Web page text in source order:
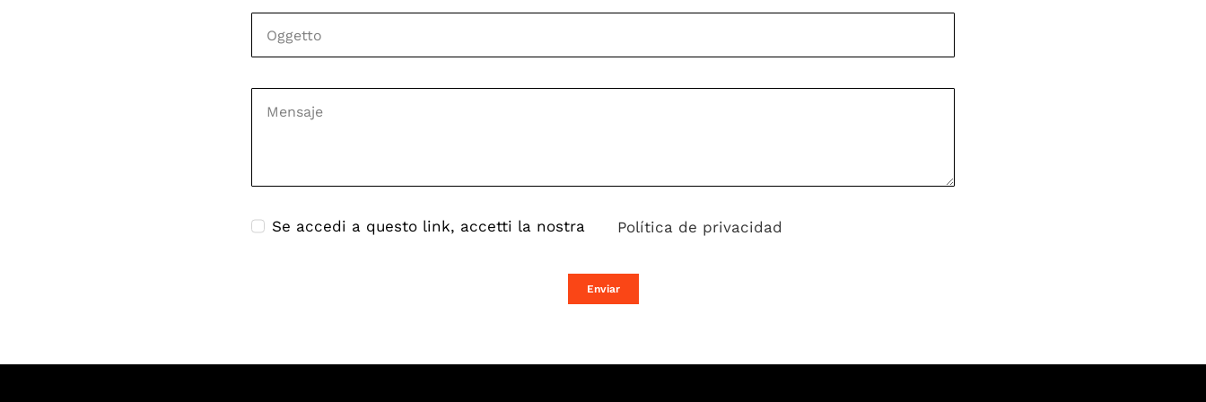
Se accedi a questo link, accetti la nostra Política de privacidad
Enviar